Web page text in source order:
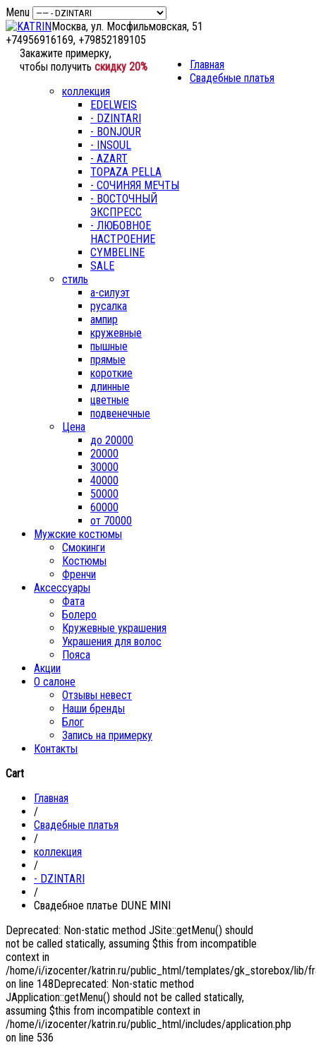
Menu
Москва, ул. Мосфильмовская, 51
+74956916169, +79852189105
Закажите примерку,
чтобы получить скидку 20%
Главная
Свадебные платья
коллекция
EDELWEIS
- DZINTARI
- BONJOUR
- INSOUL
- AZART
TOPAZA PELLA
- СОЧИНЯЯ МЕЧТЫ
- ВОСТОЧНЫЙ
ЭКСПРЕСС
- ЛЮБОВНОЕ
НАСТРОЕНИЕ
CYMBELINE
SALE
стиль
а-силуэт
русалка
ампир
кружевные
пышные
прямые
короткие
длинные
цветные
подвенечные
Цена
до 20000
20000
30000
40000
50000
60000
от 70000
Мужские костюмы
Смокинги
Костюмы
Френчи
Аксессуары
Фата
Болеро
Кружевные украшения
Украшения для волос
Пояса
Акции
О салоне
Отзывы невест
Наши бренды
Блог
Запись на примерку
Контакты
Cart
Главная
/
Свадебные платья
/
коллекция
/
- DZINTARI
/
Свадебное платье DUNE MINI
Deprecated: Non-static method JSite::getMenu() should
not be called statically, assuming $this from incompatible
context in
/home/i/izocenter/katrin.ru/public_html/templates/gk_storebox/lib/
on line 148Deprecated: Non-static method
JApplication::getMenu() should not be called statically,
assuming $this from incompatible context in
/home/i/izocenter/katrin.ru/public_html/includes/application.php
on line 536